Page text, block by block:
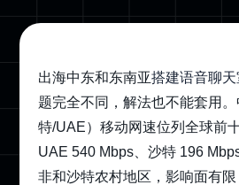
出海中东和东南亚搭建语音聊天
题完全不同，解法也不能套用
特/UAE）移动网速位列全球前
UAE 540 Mbps、沙特 196
非和沙特农村地区，影响面有